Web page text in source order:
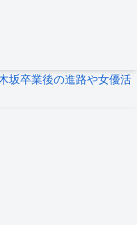
坂卒業後の進路や女優活